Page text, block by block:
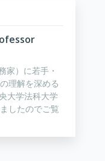
家）に若手・
理解を深める
大学法科大学
したのでご覧